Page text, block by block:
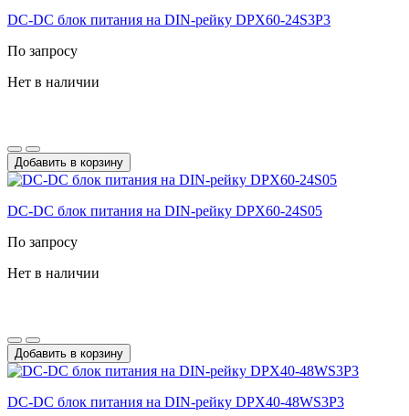
DC-DС блок питания на DIN-рейку DPX60-24S3P3
По запросу
Нет в наличии
Добавить в корзину
DC-DС блок питания на DIN-рейку DPX60-24S05
По запросу
Нет в наличии
Добавить в корзину
DC-DС блок питания на DIN-рейку DPX40-48WS3P3